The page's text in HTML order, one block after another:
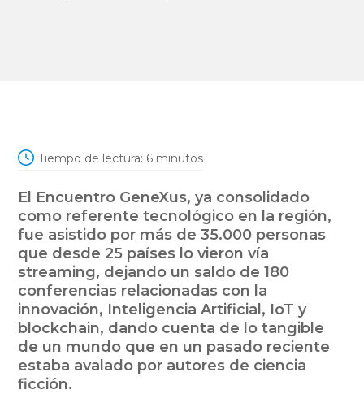
Tiempo de lectura: 6 minutos
El Encuentro GeneXus, ya consolidado
como referente tecnológico en la región,
fue asistido por más de 35.000 personas
que desde 25 países lo vieron vía
streaming, dejando un saldo de 180
conferencias relacionadas con la
innovación, Inteligencia Artificial, IoT y
blockchain, dando cuenta de lo tangible
de un mundo que en un pasado reciente
estaba avalado por autores de ciencia
ficción.